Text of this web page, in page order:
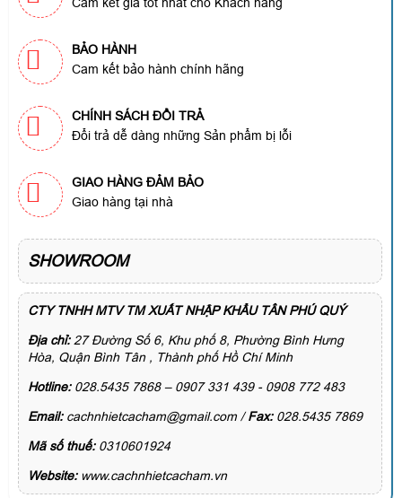
BẢO HÀNH
Cam kết bảo hành chính hãng
CHÍNH SÁCH ĐỔI TRẢ
Đổi trả dễ dàng những Sản phẩm bị lỗi
GIAO HÀNG ĐẢM BẢO
Giao hàng tại nhà
SHOWROOM
CTY TNHH MTV TM XUẤT NHẬP KHẨU TÂN PHÚ QUÝ
Địa chỉ:27 Đường Số 6, Khu phố 8, Phường Bình Hưng
Hòa, Quận Bình Tân , Thành phố Hồ Chí Minh
Hotline: 028.5435 7868 – 0907 331 439 - 0908 772 483
Email:cachnhietcacham@gmail.com /Fax:028.5435 7869
Mã số thuế: 0310601924
Website:www.cachnhietcacham.vn